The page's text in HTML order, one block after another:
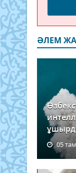
ӘЛЕМ
05